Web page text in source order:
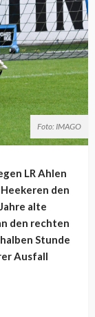
Foto: IMAGO
LR Ahlen
den
alte
den rechten
Stunde
Ausfall